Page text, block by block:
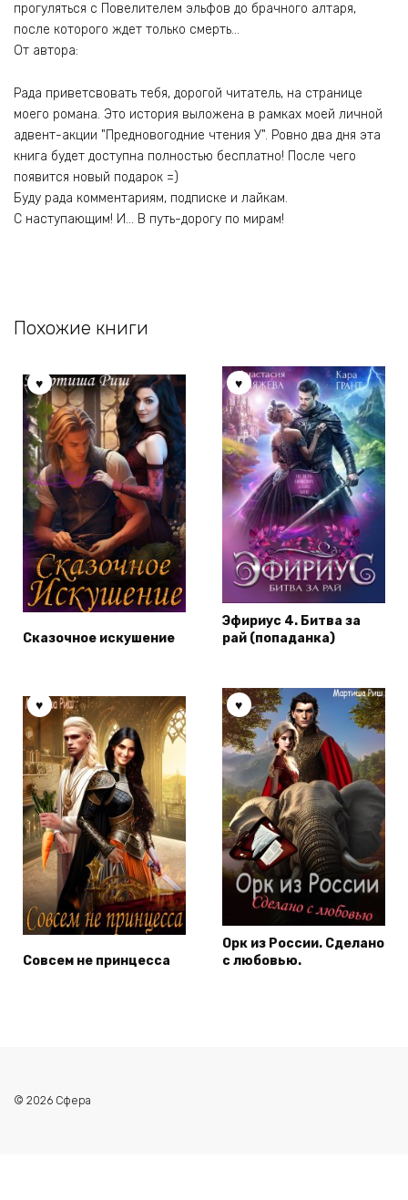
прогуляться с Повелителем эльфов до брачного алтаря,
после которого ждет только смерть…
От автора:
Рада приветсвовать тебя, дорогой читатель, на странице
моего романа. Это история выложена в рамках моей личной
адвент-акции "Предновогодние чтения У". Ровно два дня эта
книга будет доступна полностью бесплатно! После чего
появится новый подарок =)
Буду рада комментариям, подписке и лайкам.
С наступающим! И… В путь-дорогу по мирам!
Похожие книги
Сказочное искушение
Эфириус 4. Битва за
рай (попаданка)
Совсем не принцесса
Орк из России. Сделано
с любовью.
© 2026 Сфера